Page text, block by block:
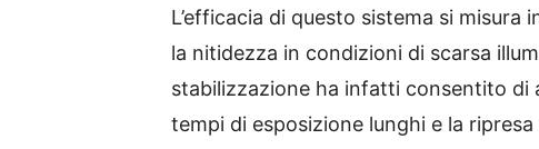
L’efficacia di questo sistema si misura
la nitidezza in condizioni di scarsa
stabilizzazione ha infatti consentito di
tempi di esposizione lunghi e la